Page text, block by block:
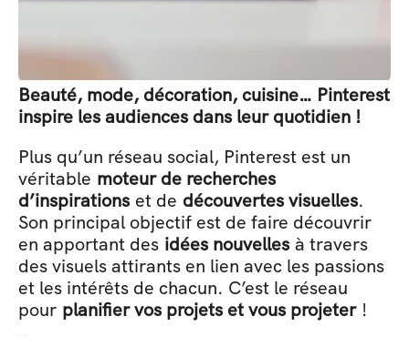
Beauté, mode, décoration, cuisine… Pinterest
inspire les audiences dans leur quotidien !
Plus qu’un réseau social, Pinterest est un
véritable moteur de recherches
d’inspirations et de découvertes visuelles.
Son principal objectif est de faire découvrir
en apportant des idées nouvelles à travers
des visuels attirants en lien avec les passions
et les intérêts de chacun. C’est le réseau
pour planifier vos projets et vous projeter !